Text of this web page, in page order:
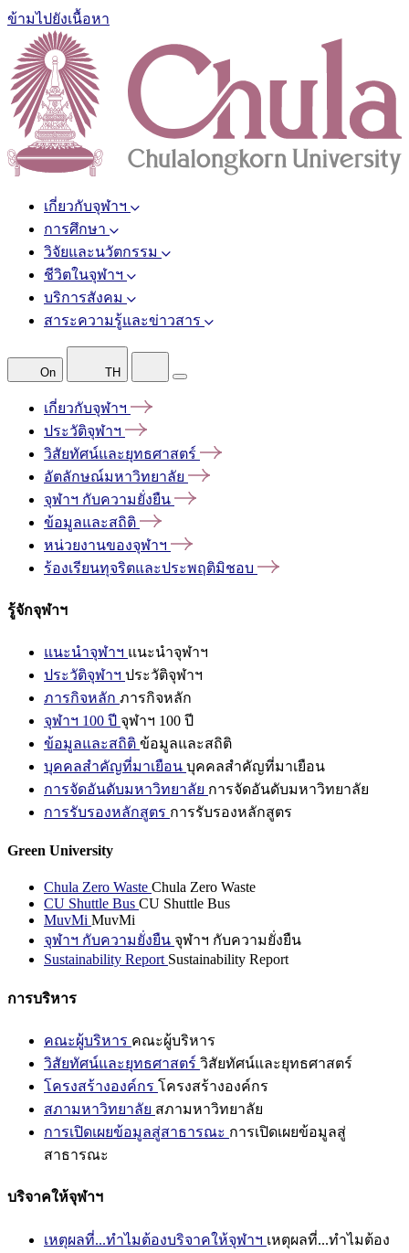
ข้ามไปยังเนื้อหา
เกี่ยวกับจุฬาฯ
การศึกษา
วิจัยและนวัตกรรม
ชีวิตในจุฬาฯ
บริการสังคม
สาระความรู้และข่าวสาร
On TH
เกี่ยวกับจุฬาฯ
ประวัติจุฬาฯ
วิสัยทัศน์และยุทธศาสตร์
อัตลักษณ์มหาวิทยาลัย
จุฬาฯ กับความยั่งยืน
ข้อมูลและสถิติ
หน่วยงานของจุฬาฯ
ร้องเรียนทุจริตและประพฤติมิชอบ
รู้จักจุฬาฯ
แนะนำจุฬาฯ แนะนำจุฬาฯ
ประวัติจุฬาฯ ประวัติจุฬาฯ
ภารกิจหลัก ภารกิจหลัก
จุฬาฯ 100 ปี จุฬาฯ 100 ปี
ข้อมูลและสถิติ ข้อมูลและสถิติ
บุคคลสำคัญที่มาเยือน บุคคลสำคัญที่มาเยือน
การจัดอันดับมหาวิทยาลัย การจัดอันดับมหาวิทยาลัย
การรับรองหลักสูตร การรับรองหลักสูตร
Green University
Chula Zero Waste Chula Zero Waste
CU Shuttle Bus CU Shuttle Bus
MuvMi MuvMi
จุฬาฯ กับความยั่งยืน จุฬาฯ กับความยั่งยืน
Sustainability Report Sustainability Report
การบริหาร
คณะผู้บริหาร คณะผู้บริหาร
วิสัยทัศน์และยุทธศาสตร์ วิสัยทัศน์และยุทธศาสตร์
โครงสร้างองค์กร โครงสร้างองค์กร
สภามหาวิทยาลัย สภามหาวิทยาลัย
การเปิดเผยข้อมูลสู่สาธารณะ การเปิดเผยข้อมูลสู่
สาธารณะ
บริจาคให้จุฬาฯ
เหตุผลที่...ทำไมต้องบริจาคให้จุฬาฯ เหตุผลที่...ทำไมต้อง